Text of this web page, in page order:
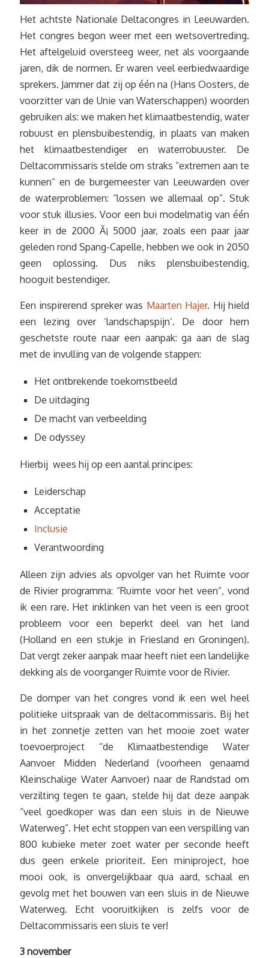
Het achtste Nationale Deltacongres in Leeuwarden.
Het congres begon weer met een wetsovertreding.
Het aftelgeluid oversteeg weer, net als voorgaande
jaren, dik de normen. Er waren veel eerbiedwaardige
sprekers. Jammer dat zij op één na (Hans Oosters, de
voorzitter van de Unie van Waterschappen) woorden
gebruiken als: we maken het klimaatbestendig, water
robuust en plensbuibestendig, in plaats van maken
het klimaatbestendiger en waterrobuuster. De
Deltacommissaris stelde om straks “extremen aan te
kunnen” en de burgemeester van Leeuwarden over
de waterproblemen: “lossen we allemaal op”. Stuk
voor stuk illusies. Voor een bui modelmatig van één
keer in de 2000 Ã¡ 5000 jaar, zoals een paar jaar
geleden rond Spang-Capelle, hebben we ook in 2050
geen oplossing. Dus niks plensbuibestendig,
hooguit bestendiger.
Een inspirerend spreker was Maarten Hajer. Hij hield
een lezing over ‘landschapspijn’. De door hem
geschetste route naar een aanpak: ga aan de slag
met de invulling van de volgende stappen:
Het ontbrekende toekomstbeeld
De uitdaging
De macht van verbeelding
De odyssey
Hierbij wees hij op een aantal principes:
Leiderschap
Acceptatie
Inclusie
Verantwoording
Alleen zijn advies als opvolger van het Ruimte voor
de Rivier programma: “Ruimte voor het veen”, vond
ik een rare. Het inklinken van het veen is een groot
probleem voor een beperkt deel van het land
(Holland en een stukje in Friesland en Groningen).
Dat vergt zeker aanpak maar heeft niet een landelijke
dekking als de voorganger Ruimte voor de Rivier.
De domper van het congres vond ik een wel heel
politieke uitspraak van de deltacommissaris. Bij het
in het zonnetje zetten van het mooie zoet water
toevoerproject “de Klimaatbestendige Water
Aanvoer Midden Nederland (voorheen genaamd
Kleinschalige Water Aanvoer) naar de Randstad om
verzilting tegen te gaan, stelde hij dat deze aanpak
“veel goedkoper was dan een sluis in de Nieuwe
Waterweg”. Het echt stoppen van een verspilling van
800 kubieke meter zoet water per seconde heeft
dus geen enkele prioriteit. Een miniproject, hoe
mooi ook, is onvergelijkbaar qua aard, schaal en
gevolg met het bouwen van een sluis in de Nieuwe
Waterweg. Echt vooruitkijken is zelfs voor de
Deltacommissaris een sluis te ver!
3 november